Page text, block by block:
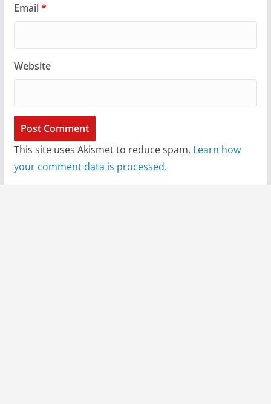
Email*
Website
This site uses Akismet to reduce spam. Learn how
your comment data is processed.